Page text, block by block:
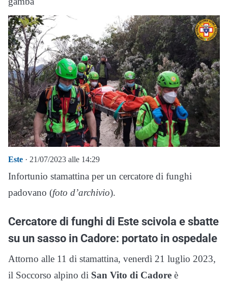
Este · 21/07/2023 alle 14:29
Infortunio stamattina per un cercatore di funghi
padovano (foto d’archivio).
Cercatore di funghi di Este scivola e sbatte
su un sasso in Cadore: portato in ospedale
Attorno alle 11 di stamattina, venerdì 21 luglio 2023,
il Soccorso alpino di San Vito di Cadore è